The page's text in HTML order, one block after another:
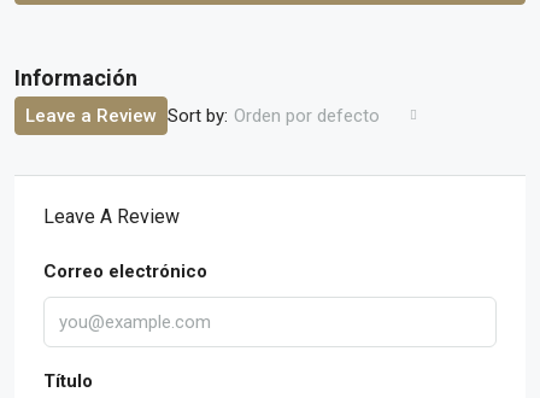
Sort by: Orden por defecto
Leave a Review
Leave A Review
Correo electrónico
Título